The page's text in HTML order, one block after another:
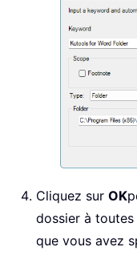
Cliquez sur OK
dossier à
que vous avez